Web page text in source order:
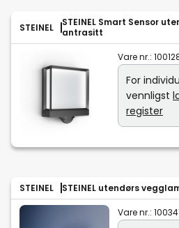
STEINEL
STEINEL Smart Sensor
antrasitt
Vare nr.:
For
vennligst
register
STEINEL STEINEL utendørs
Vare nr.: